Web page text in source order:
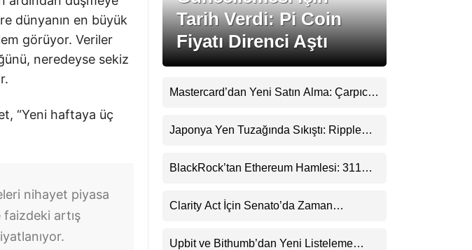
dünyanın en büyük
görüyor. Veriler
neredeyse sekiz
“Yeni haftaya üç
nihayet piyasa
faizdeki artış
Tarih Verdi: Pi Coin
Fiyatı Direnci Aştı
Mastercard’dan Yeni Satın Alma: Çarpıcı
Japonya Yen Tuzağında Sıkıştı: Ripple
BlackRock’tan Ethereum Hamlesi: 311
Clarity Act İçin Senato’da Zaman
Upbit ve Bithumb’dan Yeni Listeleme